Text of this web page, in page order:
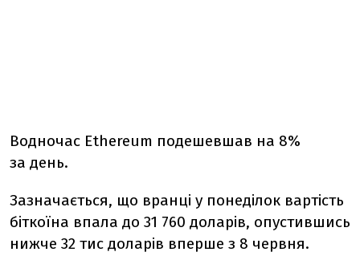
Водночас Ethereum подешевшав на 8%
за день.
Зазначається, що вранці у понеділок вартість
біткоїна впала до 31 760 доларів, опустившись
нижче 32 тис доларів вперше з 8 червня.